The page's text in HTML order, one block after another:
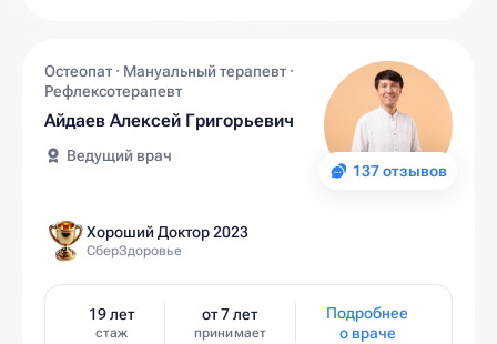
137 отзывов
Остеопат · Мануальный терапевт ·
Рефлексотерапевт
Айдаев Алексей Григорьевич
Ведущий врач
Хороший Доктор 2023
СберЗдоровье
19 лет
стаж
от 7 лет
принимает
Подробнее
о враче